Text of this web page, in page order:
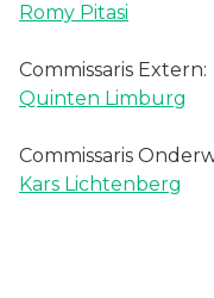
Romy Pitasi
Commissaris Extern:
Quinten Limburg
Commissaris
Kars Lichtenberg